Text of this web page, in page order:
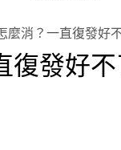
已解決問題
待解決問題
麼消？一直復發好
復發好